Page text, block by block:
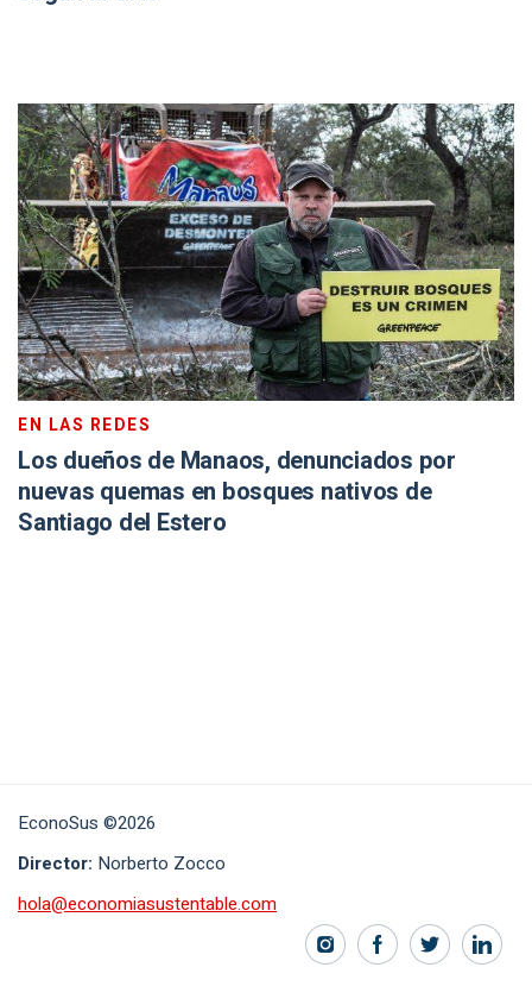
EN LAS REDES
Los dueños de Manaos, denunciados por
nuevas quemas en bosques nativos de
Santiago del Estero
EconoSus ©2026
Director: Norberto Zocco
hola@economiasustentable.com